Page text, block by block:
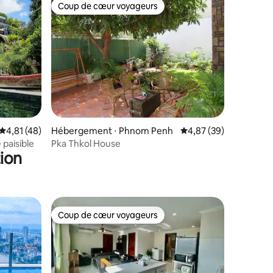
: 4,75 sur 5
moyenne sur la base de 48 commentaires : 4,81 sur 5
4,81 (48)
paisible
Coup de cœur voyageurs
Coup de cœur voyageurs
Hébergement ⋅ Phnom Penh Évaluation moyenne
4,87 (39)
Pka Thkol House
appréciés Coup de cœur voyageurs
Coup de cœur voyageurs